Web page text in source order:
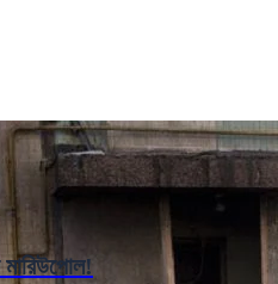
মারিউপোল!